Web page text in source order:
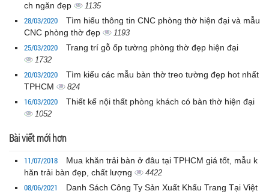
ch ngăn đẹp
1135
28/03/2020
Tìm hiểu thông tin CNC phòng thờ hiện đại và mẫu
CNC phòng thờ đẹp
1193
25/03/2020 Trang trí gỗ ốp tường phòng thờ đẹp hiện đại
1732
20/03/2020
Tìm kiểu các mẫu bàn thờ treo tường đẹp hot nhất
TPHCM
824
16/03/2020 Thiết kế nội thất phòng khách có bàn thờ hiện đại
1052
Bài viết mới hơn
11/07/2018
Mua khăn trải bàn ở đâu tại TPHCM giá tốt, mẫu k
hăn trải bàn đẹp, chất lượng
4422
08/06/2021
Danh Sách Công Ty Sản Xuất Khẩu Trang Tại Việt